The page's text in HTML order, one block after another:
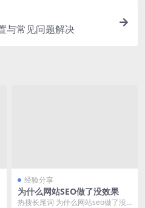
与常见问题解决
经验分享
为什么网站SEO做了没效果
热搜长尾词 为什么网站seo做了没